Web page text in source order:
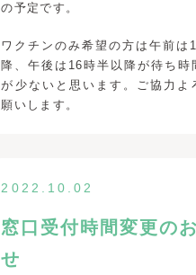
の予定です。
ワクチンのみ希望の方は午前は
降、午後は16時半以降が待ち時
が少ないと思います。ご協力よ
願いします。
2022.10.02
窓口受付時間変更の
せ